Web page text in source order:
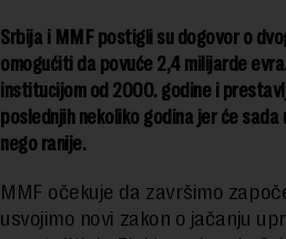
Srbija i MMF postigli su dogovor o
omogućiti da povuće 2,4 milijarde
institucijom od 2000. godine i
poslednjih nekoliko godina jer će
nego ranije.
MMF očekuje da završimo
usvojimo novi zakon o jačanju